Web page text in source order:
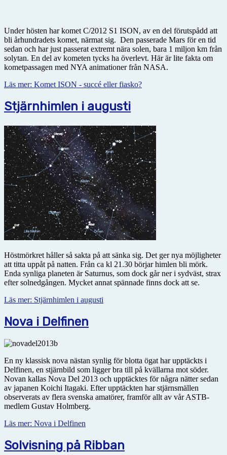
Under hösten har komet C/2012 S1 ISON, av en del förutspådd att
bli århundradets komet, närmat sig. Den passerade Mars för en tid
sedan och har just passerat extremt nära solen, bara 1 miljon km från
solytan. En del av kometen tycks ha överlevt. Här är lite fakta om
kometpassagen med NYA animationer från NASA.
Läs mer: Komet ISON - succé eller fiasko?
Stjärnhimlen i augusti
Höstmörkret håller så sakta på att sänka sig. Det ger nya möjligheter
att titta uppåt på natten. Från ca kl 21.30 börjar himlen bli mörk.
Enda synliga planeten är Saturnus, som dock går ner i sydväst, strax
efter solnedgången. Mycket annat spännade finns dock att se.
Läs mer: Stjärnhimlen i augusti
Nova i Delfinen
En ny klassisk nova nästan synlig för blotta ögat har upptäckts i
Delfinen, en stjärnbild som ligger bra till på kvällarna mot söder.
Novan kallas Nova Del 2013 och upptäcktes för några nätter sedan
av japanen Koichi Itagaki. Efter upptäckten har stjärnsmällen
observerats av flera svenska amatörer, framför allt av vår ASTB-
medlem Gustav Holmberg.
Läs mer: Nova i Delfinen
Solvisning på Ribban